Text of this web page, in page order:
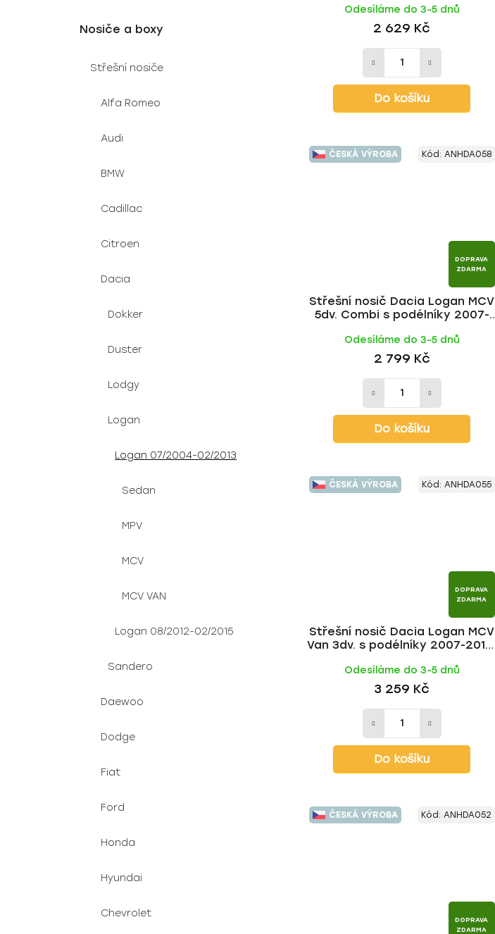
Nosiče a boxy
Střešní nosiče
Alfa Romeo
Audi
BMW
Cadillac
Citroen
Dacia
Dokker
Duster
Lodgy
Logan
Logan 07/2004-02/2013
Sedan
MPV
MCV
MCV VAN
Logan 08/2012-02/2015
Sandero
Daewoo
Dodge
Fiat
Ford
Honda
Hyundai
Chevrolet
Odesíláme do 3-5 dnů
2 629 Kč
Do košíku
ČESKÁ VÝROBA
DOPRAVA
ZDARMA
Střešní nosič Dacia Logan MCV
5dv. Combi s podélníky 2007-
Odesíláme do 3-5 dnů
2 799 Kč
Do košíku
Kód: ANHDA058
ČESKÁ VÝROBA
DOPRAVA
ZDARMA
Střešní nosič Dacia Logan MCV
Van 3dv. s podélníky 2007-2012,
Odesíláme do 3-5 dnů
3 259 Kč
Do košíku
Kód: ANHDA055
ČESKÁ VÝROBA
DOPRAVA
ZDARMA
Kód: ANHDA052